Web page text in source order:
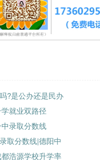
?是公办还是民办
就业双路径
录取分数线
取分数线|德阳中
浩源学校升学率